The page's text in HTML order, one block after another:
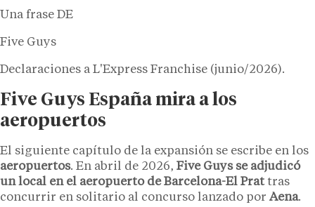
Una frase DE
Five Guys
Declaraciones a L'Express Franchise (junio/2026).
Five Guys España mira a los
aeropuertos
El siguiente capítulo de la expansión se escribe en los
aeropuertos. En abril de 2026, Five Guys se adjudicó
un local en el aeropuerto de Barcelona-El Prattras
concurrir en solitario al concurso lanzado por Aena.